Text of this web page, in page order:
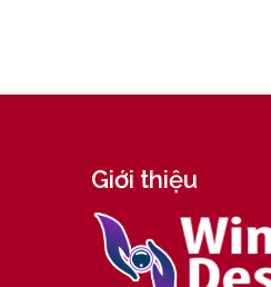
Giới thiệu